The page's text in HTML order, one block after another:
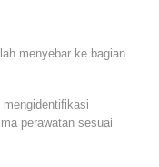
menyebar ke bagian
perawatan sesuai